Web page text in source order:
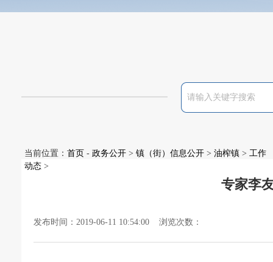
当前位置： 首页 - 政务公开 > 镇（街）信息公开 > 油榨镇 > 工作
动态 >
专家李
发布时间：2019-06-11 10:54:00 浏览次数：